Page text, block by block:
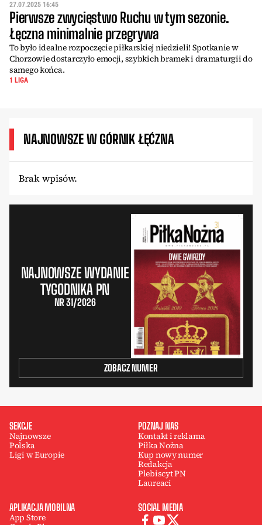
27.07.2025 16:45
Pierwsze zwycięstwo Ruchu w tym sezonie.
Łęczna minimalnie przegrywa
To było idealne rozpoczęcie piłkarskiej niedzieli! Spotkanie w
Chorzowie dostarczyło emocji, szybkich bramek i dramaturgii do
samego końca.
1 LIGA
NAJNOWSZE W GÓRNIK ŁĘĆZNA
Brak wpisów.
NAJNOWSZE WYDANIE
TYGODNIKA PN
NR 31/2026
ZOBACZ NUMER
SEKCJE
Najnowsze
Polska
Ligi w Europie
POZNAJ NAS
Kontakt i reklama
Piłka Nożna
Kup nowy numer
Redakcja
Plebiscyt PN
Laureaci
APLIKACJA MOBILNA
App Store
SOCIAL MEDIA